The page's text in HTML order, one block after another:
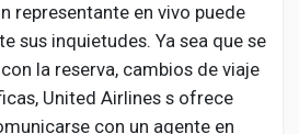
representante en vivo puede
sus inquietudes. Ya sea que se
la reserva, cambios de viaje
United Airlines s ofrece
con un agente en